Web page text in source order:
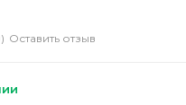
Оставить отзыв